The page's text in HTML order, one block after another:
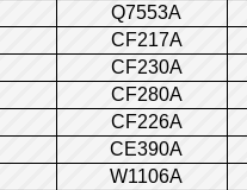
Q7553A
CF217A
CF230A
CF280A
CF226A
CE390A
W1106A